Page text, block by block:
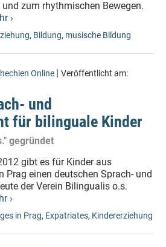
zum rhythmischen Bewegen.
›
, Bildung, musische Bildung
Online | Veröffentlicht am:
und
für bilinguale Kinder
gegründet
gibt es für Kinder aus
Prag einen deutschen Sprach- und
der Verein Bilingualis o.s.
›
in Prag, Expatriates, Kindererziehung